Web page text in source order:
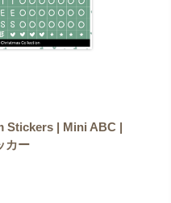
| Mini ABC |
カー